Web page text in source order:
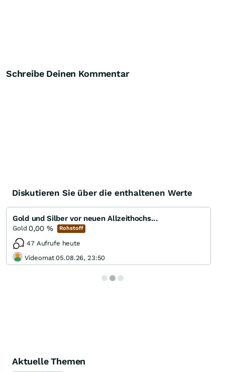
Schreibe Deinen Kommentar
Diskutieren Sie über die enthaltenen Werte
Gold und Silber vor neuen Allzeithochs...
Gold 0,00 % Rohstoff
47 Aufrufe heute
Videomat 05.08.26, 23:50
Aktuelle Themen